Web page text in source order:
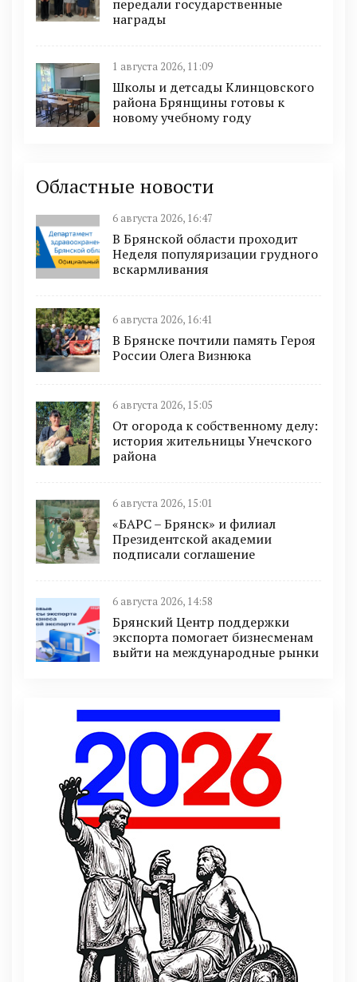
передали государственные
награды
1 августа 2026, 11:09
Школы и детсады Клинцовского
района Брянщины готовы к
новому учебному году
Областные новости
6 августа 2026, 16:47
В Брянской области проходит
Неделя популяризации грудного
вскармливания
6 августа 2026, 16:41
В Брянске почтили память Героя
России Олега Визнюка
6 августа 2026, 15:05
От огорода к собственному делу:
история жительницы Унечского
района
6 августа 2026, 15:01
«БАРС – Брянск» и филиал
Президентской академии
подписали соглашение
6 августа 2026, 14:58
Брянский Центр поддержки
экспорта помогает бизнесменам
выйти на международные рынки